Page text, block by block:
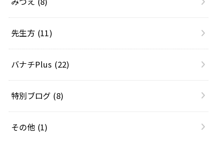
先生方 (11)
バナチPlus (22)
特別ブログ (8)
その他 (1)